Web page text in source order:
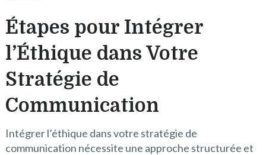
Étapes pour Intégrer
l’Éthique dans Votre
Stratégie de
Communication
Intégrer l’éthique dans votre stratégie de
communication nécessite une approche structurée et